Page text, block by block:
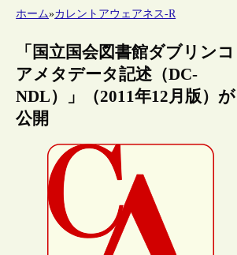
ホーム»カレントアウェアネス-R
「国立国会図書館ダブリンコ
アメタデータ記述（DC-
NDL）」（2011年12月版）が
公開